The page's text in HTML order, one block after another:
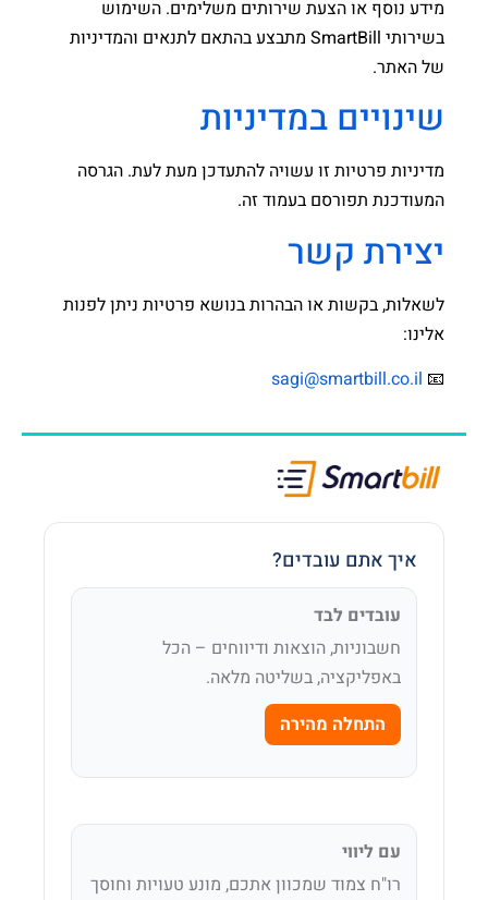
מידע נוסף או הצעת שירותים משלימים. השימוש
בשירותי SmartBill מתבצע בהתאם לתנאים והמדיניות
של האתר.
שינויים במדיניות
מדיניות פרטיות זו עשויה להתעדכן מעת לעת. הגרסה
המעודכנת תפורסם בעמוד זה.
יצירת קשר
לשאלות, בקשות או הבהרות בנושא פרטיות ניתן לפנות
אלינו:
📧
sagi@smartbill.co.il
איך אתם עובדים?
עובדים לבד
חשבוניות, הוצאות ודיווחים – הכל
באפליקציה, בשליטה מלאה.
התחלה מהירה
עם ליווי
רו"ח צמוד שמכוון אתכם, מונע טעויות וחוסך